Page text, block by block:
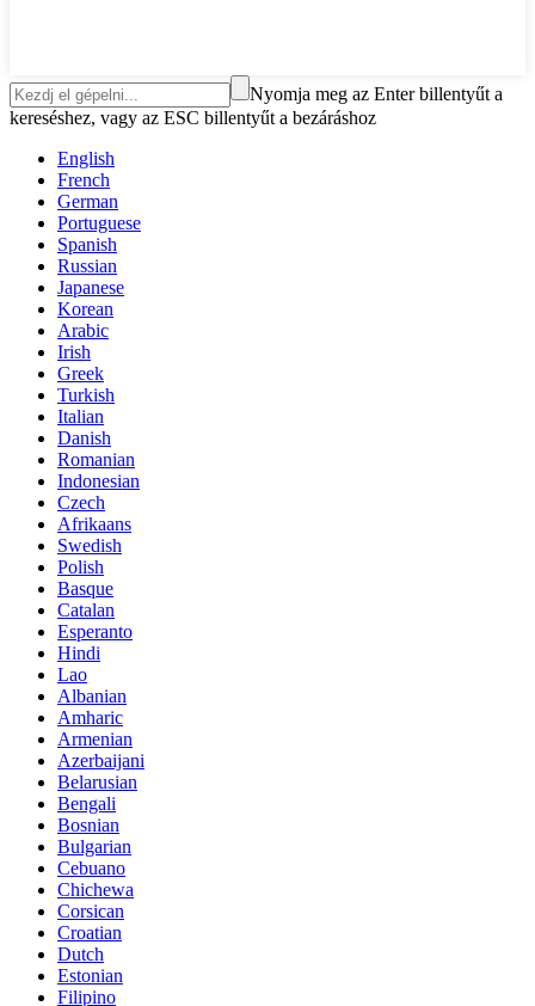
Nyomja meg az Enter billentyűt a
kereséshez, vagy az ESC billentyűt a bezáráshoz
English
French
German
Portuguese
Spanish
Russian
Japanese
Korean
Arabic
Irish
Greek
Turkish
Italian
Danish
Romanian
Indonesian
Czech
Afrikaans
Swedish
Polish
Basque
Catalan
Esperanto
Hindi
Lao
Albanian
Amharic
Armenian
Azerbaijani
Belarusian
Bengali
Bosnian
Bulgarian
Cebuano
Chichewa
Corsican
Croatian
Dutch
Estonian
Filipino